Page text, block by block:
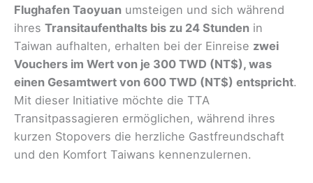
Flughafen Taoyuan umsteigen und sich während
ihres Transitaufenthalts bis zu 24 Stunden in
Taiwan aufhalten, erhalten bei der Einreise zwei
Vouchers im Wert von je 300 TWD (NT$), was
einen Gesamtwert von 600 TWD (NT$) entspricht.
Mit dieser Initiative möchte die TTA
Transitpassagieren ermöglichen, während ihres
kurzen Stopovers die herzliche Gastfreundschaft
und den Komfort Taiwans kennenzulernen.